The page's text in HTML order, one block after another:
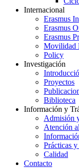
Internacional
Erasmus In
Erasmus
Erasmus
Movilidad
Policy
Investigación
Proyectos
Biblioteca
Información y
Admisión
Atención
Prácticas
Calidad
Contacto